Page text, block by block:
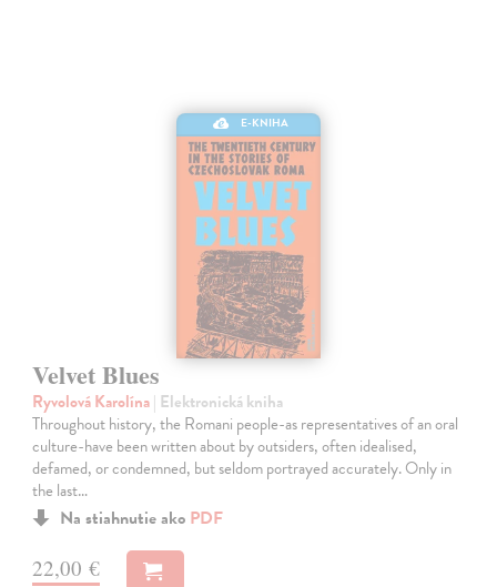
E-KNIHA
Velvet Blues
Ryvolová Karolína| Elektronická kniha
Throughout history, the Romani people-as representatives of an oral
culture-have been written about by outsiders, often idealised,
defamed, or condemned, but seldom portrayed accurately. Only in
the last…
Na stiahnutie ako PDF
22,00 €